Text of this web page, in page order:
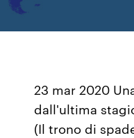
23 mar 2020
dall'ultima
(Il trono di